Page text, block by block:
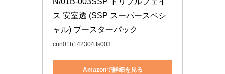
N/01B-003SSP トリプルフェイ
ス 安室透 (SSP スーパースペシ
ャル) ブースターパック
cnn01b142304tts003
Amazonで詳細を見る